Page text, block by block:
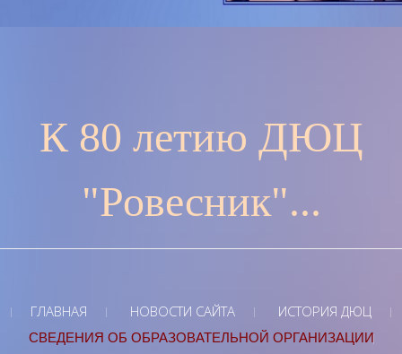
К 80 летию ДЮЦ
"Ровесник"...
ГЛАВНАЯ НОВОСТИ САЙТА ИСТОРИЯ ДЮЦ
СВЕДЕНИЯ ОБ ОБРАЗОВАТЕЛЬНОЙ ОРГАНИЗАЦИИ